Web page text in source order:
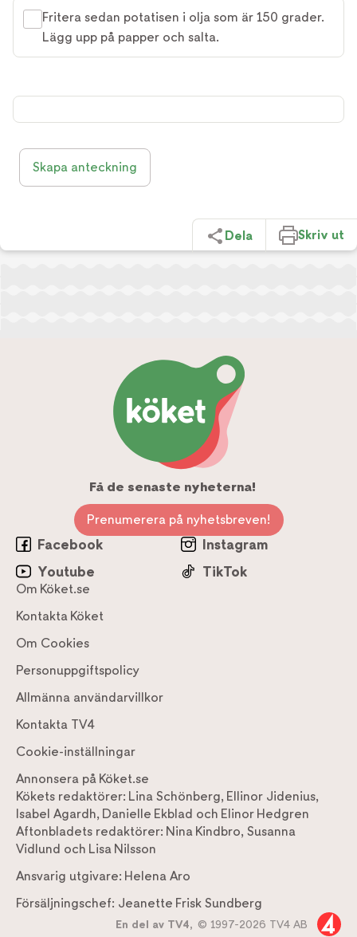
Fritera sedan potatisen i olja som är 150 grader.
Lägg upp på papper och salta.
Skapa anteckning
Dela Skriv ut
Få de senaste nyheterna!
Prenumerera på nyhetsbreven!
Facebook
Instagram
Youtube
TikTok
Om Köket.se
Kontakta Köket
Om Cookies
Personuppgiftspolicy
Allmänna användarvillkor
Kontakta TV4
Cookie-inställningar
Annonsera på Köket.se
Kökets redaktörer: Lina Schönberg, Ellinor Jidenius,
Isabel Agardh, Danielle Ekblad och Elinor Hedgren
Aftonbladets redaktörer: Nina Kindbro, Susanna
Vidlund och Lisa Nilsson
Ansvarig utgivare: Helena Aro
Försäljningschef: Jeanette Frisk Sundberg
En del av TV4, © 1997-2026 TV4 AB